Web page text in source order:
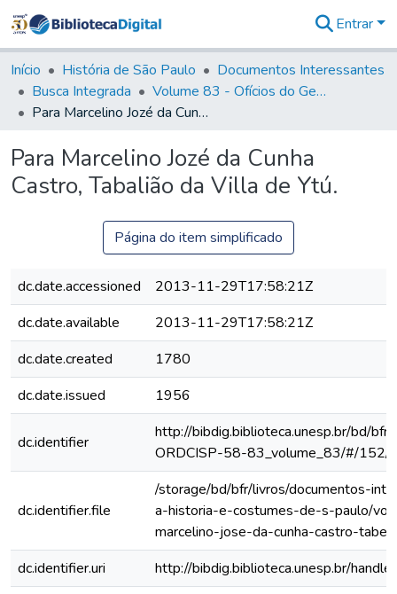
&
Coleções
Tudo na
Biblioteca
Estatísticas
Entrar
Início História de São Paulo
Documentos Interessantes
Busca Integrada
Volume 83 - Ofícios do General Martim Lopes Lobo de Saldanha (Governador da Capitania): 1780- 1782
Para Marcelino Jozé da Cunha Castro, Tabalião da Villa de Ytú.
Para Marcelino Jozé da Cunha
Castro, Tabalião da Villa de Ytú.
Página do item simplificado
dc.date.accessioned
2013-11-29T17:58:21Z
dc.date.available
2013-11-29T17:58:21Z
dc.date.created
1780
dc.date.issued
1956
dc.identifier
http://bibdig.biblioteca.unesp.br/bd/
ORDCISP-58-83_volume_83/#/152/
dc.identifier.file
/storage/bd/bfr/livros/documentos-
a-historia-e-costumes-de-s-paulo/
marcelino-jose-da-cunha-castro-
dc.identifier.uri
http://bibdig.biblioteca.unesp.br/